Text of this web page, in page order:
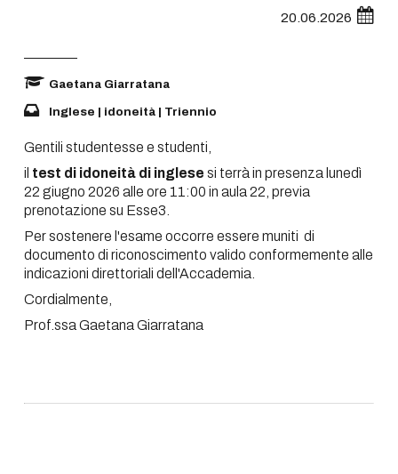
20.06.2026
Gaetana Giarratana
Inglese | idoneità | Triennio
Gentili studentesse e studenti,
il test di idoneità di inglese si terrà in presenza lunedì
22 giugno 2026 alle ore 11:00 in aula 22, previa
prenotazione su Esse3.
Per sostenere l'esame occorre essere muniti di
documento di riconoscimento valido conformemente alle
indicazioni direttoriali dell'Accademia.
Cordialmente,
Prof.ssa Gaetana Giarratana